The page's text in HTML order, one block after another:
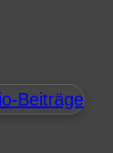
Beiträge